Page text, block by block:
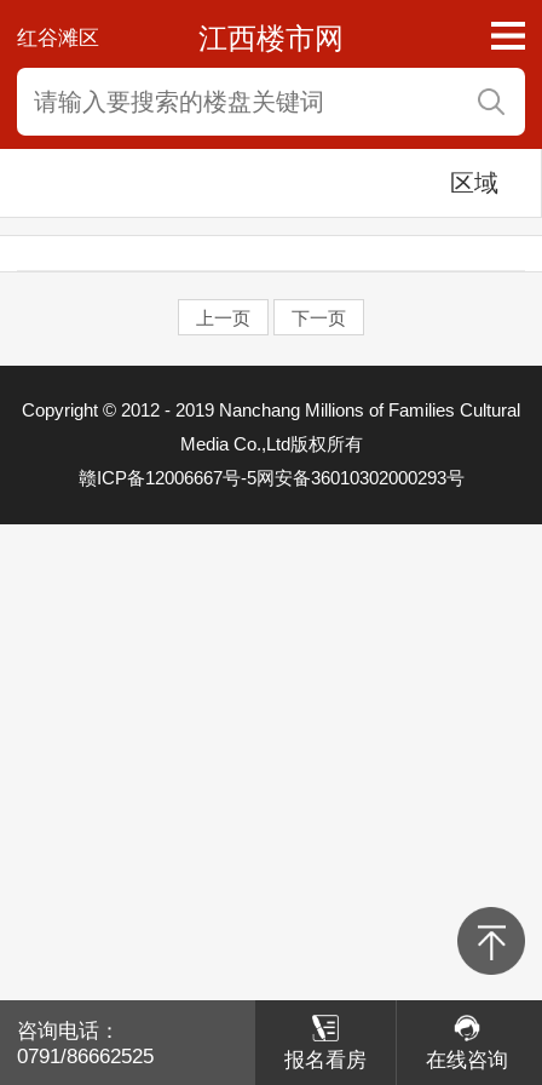
红谷滩区 江西楼市网
区域
上一页 下一页
Copyright © 2012 - 2019 Nanchang Millions of Families Cultural
Media Co.,Ltd版权所有
赣ICP备12006667号-5网安备36010302000293号
咨询电话：
0791/86662525
报名看房 在线咨询
咨询电话：
0791/86662525
报名看房 在线咨询
东湖区
西湖区
赣江新区